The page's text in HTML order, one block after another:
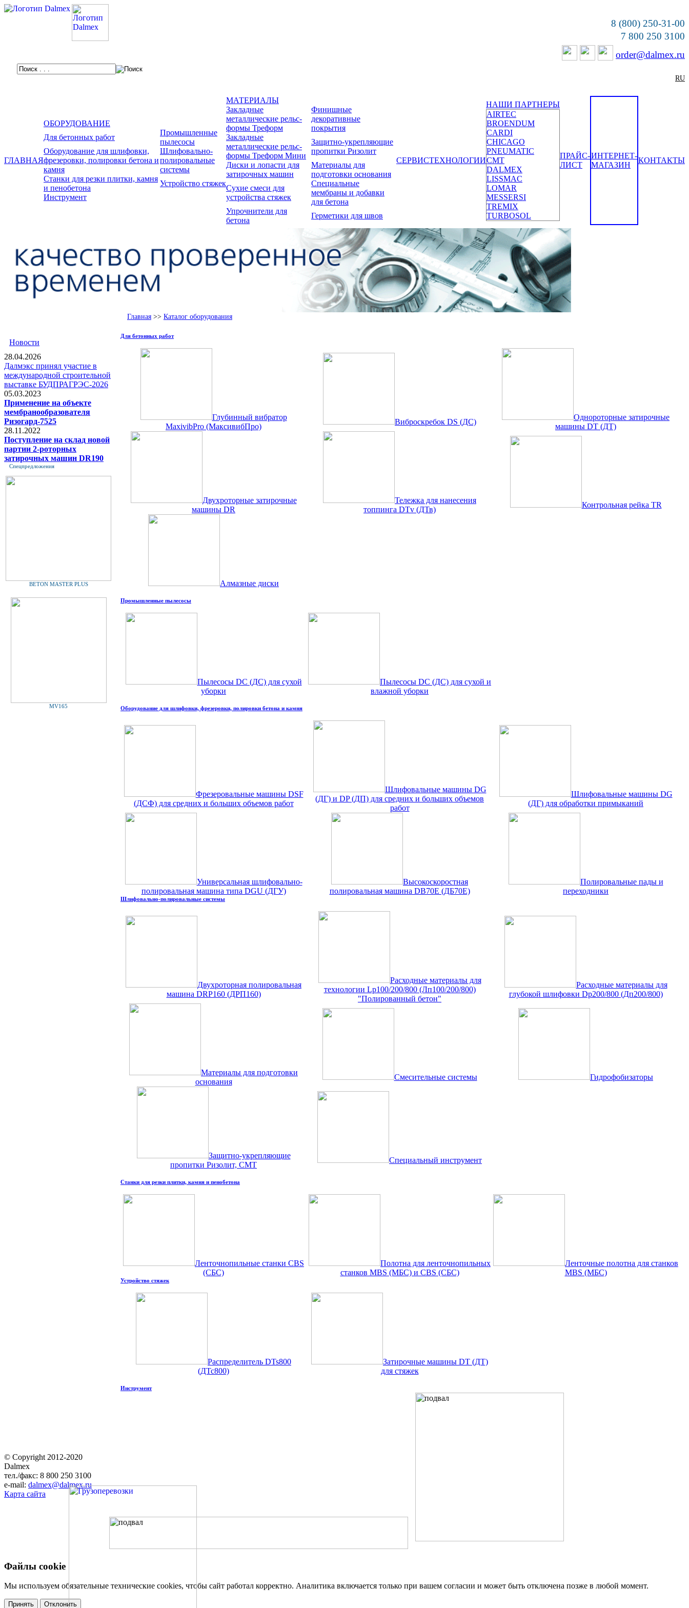
8 (800) 250-31-00
7 800 250 3100
order@dalmex.ru
RU
ГЛАВНАЯ
ОБОРУДОВАНИЕ
Для бетонных работ
Промышленные
пылесосы
Оборудование для шлифовки,
фрезеровки, полировки бетона и
камня
Шлифовально-
полировальные
системы
Станки для резки плитки, камня
и пенобетона
Устройство стяжек
Инструмент
МАТЕРИАЛЫ
Закладные
металлические рельс-
формы Треформ
Финишные
декоративные
покрытия
Закладные
металлические рельс-
формы Треформ Мини
Защитно-укрепляющие
пропитки Ризолит
Диски и лопасти для
затирочных машин
Материалы для
подготовки основания
Сухие смеси для
устройства стяжек
Специальные
мембраны и добавки
для бетона
Упрочнители для
бетона
Герметики для швов
СЕРВИСТЕХНОЛОГИИ
НАШИ ПАРТНЕРЫ
AIRTEC
BROENDUM
CARDI
CHICAGO
PNEUMATIC
CMT
DALMEX
LISSMAC
LOMAR
MESSERSI
TREMIX
TURBOSOL
ПРАЙС-
ЛИСТ
ИНТЕРНЕТ-
МАГАЗИН
КОНТАКТЫ
Главная >> Каталог оборудования
Новости
28.04.2026
Далмэкс принял участие в
международной строительной
выставке БУДПРАГРЭС-2026
05.03.2023
Применение на объекте
мембранообразователя
Ризогард-7525
28.11.2022
Поступление на склад новой
партии 2-роторных
затирочных машин DR190
Спецпредложения
BETON MASTER PLUS
MV165
Для бетонных работ
Глубинный вибратор
MaxivibPro (МаксивибПро)
Виброскребок DS (ДС)
Однороторные затирочные
машины DT (ДТ)
Двухроторные затирочные
машины DR
Тележка для нанесения
топпинга DTv (ДТв)
Контрольная рейка TR
Алмазные диски
Промышленные пылесосы
Пылесосы DC (ДС) для сухой
уборки
Пылесосы DC (ДС) для сухой и
влажной уборки
Оборудование для шлифовки, фрезеровки, полировки бетона и камня
Фрезеровальные машины DSF
(ДСФ) для средних и больших объемов работ
Шлифовальные машины DG
(ДГ) и DP (ДП) для средних и больших объемов
работ
Шлифовальные машины DG
(ДГ) для обработки примыканий
Универсальная шлифовально-
полировальная машина типа DGU (ДГУ)
Высокоскоростная
полировальная машина DB70E (ДБ70Е)
Полировальные пады и
переходники
Шлифовально-полировальные системы
Двухроторная полировальная
машина DRP160 (ДРП160)
Расходные материалы для
технологии Lp100/200/800 (Лп100/200/800)
"Полированный бетон"
Расходные материалы для
глубокой шлифовки Dp200/800 (Дп200/800)
Материалы для подготовки
основания
Смесительные системы Гидрофобизаторы
Защитно-укрепляющие
пропитки Ризолит, СМТ
Специальный инструмент
Станки для резки плитки, камня и пенобетона
Ленточнопильные станки CBS
(СБС)
Полотна для ленточнопильных
станков MBS (МБС) и CBS (СБС)
Ленточные полотна для станков
MBS (МБС)
Устройство стяжек
Распределитель DTs800
(ДТс800)
Затирочные машины DT (ДТ)
для стяжек
Инструмент
© Copyright 2012-2020
Dalmex
тел./факс: 8 800 250 3100
e-mail: dalmex@dalmex.ru
Карта сайта
Файлы cookie
Мы используем обязательные технические cookies, чтобы сайт работал корректно. Аналитика включается только при вашем согласии и может быть отключена позже в любой момент.
Принять Отклонить